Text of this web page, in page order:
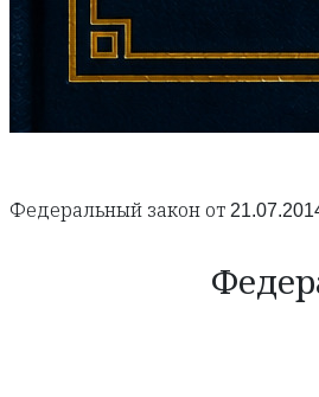
Федеральный закон от